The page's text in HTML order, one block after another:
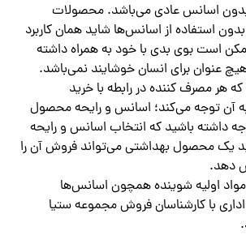
اسانس عادی می‌باشد. محصولات
استفاده از اسانس‌ها شاید همان کاربرد
است بوی بدی با خود به همراه داشته
عنوان برای انسان خوشایند نمی‌باشد.
هر مصرف کننده در رابطه با خرید
آن توجه می‌کند؛ اسانس و رایحه محصول
داشته باشید که انتخاب اسانس و رایحه
یک محصول بهداشتی می‌تواند فروش آن را
دهد.
اولیه شوینده همچون اسانس‌ها
با کارشناسان فروش مجموعه ستیا